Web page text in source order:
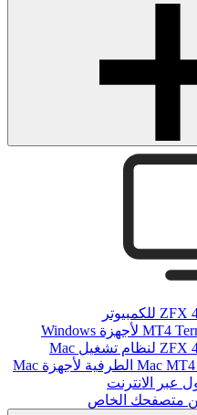
متصفحك الخاص